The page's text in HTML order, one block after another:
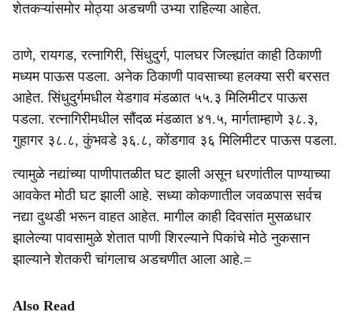
शेतकऱ्यांसमोर मोठ्या अडचणी उभ्या राहिल्या आहेत.
ठाणे, रायगड, रत्नागिरी, सिंधुदुर्ग, पालघर जिल्ह्यांत काही ठिकाणी
मध्यम पाऊस पडला. अनेक ठिकाणी पावसाच्या हलक्या सरी बरसत
आहेत. सिंधुदुर्गमधील येडगाव मंडळात ५५.३ मिलिमीटर पाऊस
पडला. रत्नागिरीमधील सौंदळ मंडळात ४१.५, मार्गताम्हाणे ३८.३,
गुहागर ३८.८, कुंभवडे ३६.८, कोंडगाव ३६ मिलिमीटर पाऊस पडला.
त्यामुळे नद्यांच्या पाणीपातळीत घट झाली असून धरणांतील पाण्याच्या
आवकेत मोठी घट झाली आहे. सध्या कोकणातील जवळपास सर्वच
नद्या दुथडी भरून वाहत आहेत. मागील काही दिवसांत मुसळधार
झालेल्या पावसामुळे शेतात पाणी शिरल्याने पिकांचे मोठे नुकसान
झाल्याने शेतकरी चांगलाच अडचणीत आला आहे.=
Also Read